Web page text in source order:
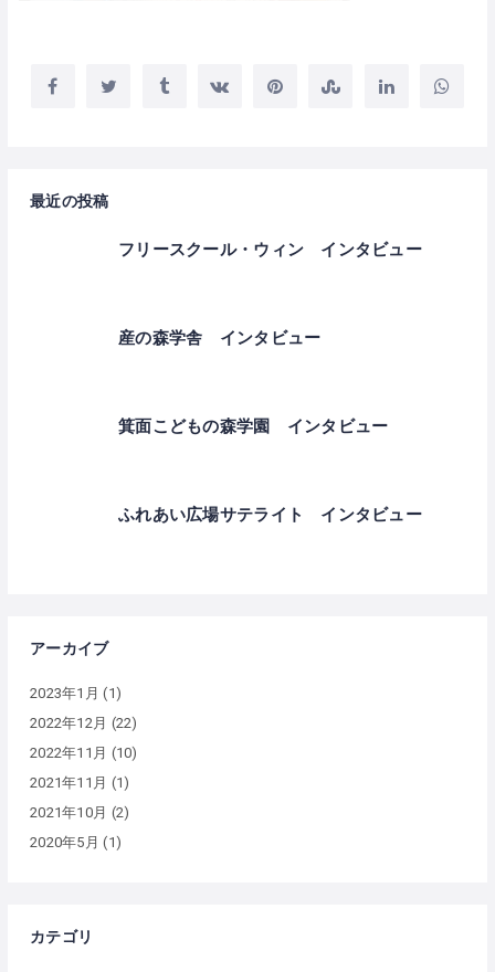
最近の投稿
フリースクール・ウィン インタビュー
産の森学舎 インタビュー
箕面こどもの森学園 インタビュー
ふれあい広場サテライト インタビュー
アーカイブ
2023年1月 (1)
2022年12月 (22)
2022年11月 (10)
2021年11月 (1)
2021年10月 (2)
2020年5月 (1)
カテゴリ